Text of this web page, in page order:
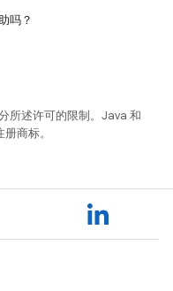
吗？
所述许可的限制。Java 和
商标。